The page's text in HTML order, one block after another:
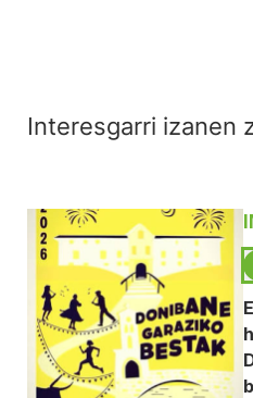
Interesgarri izanen